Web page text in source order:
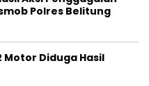
Polres Belitung
Motor Diduga Hasil